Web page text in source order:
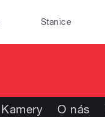
Stanice
Kamery O nás